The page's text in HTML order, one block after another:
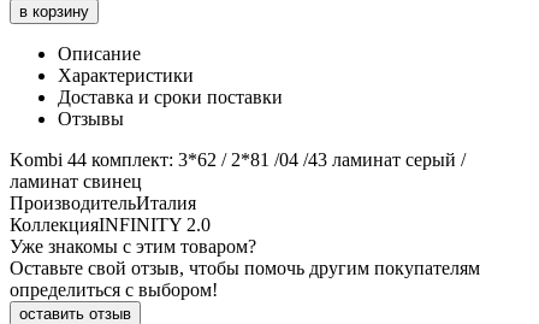
в корзину
Описание
Характеристики
Доставка и сроки поставки
Отзывы
Kombi 44 комплект: 3*62 / 2*81 /04 /43 ламинат серый /
ламинат свинец
ПроизводительИталия
КоллекцияINFINITY 2.0
Уже знакомы с этим товаром?
Оставьте свой отзыв, чтобы помочь другим покупателям
определиться с выбором!
оставить отзыв